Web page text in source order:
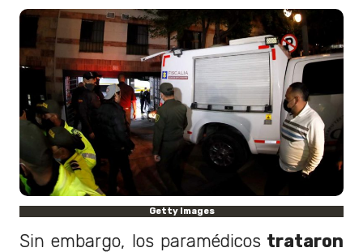
Getty Images
Sin embargo, los paramédicostrataron